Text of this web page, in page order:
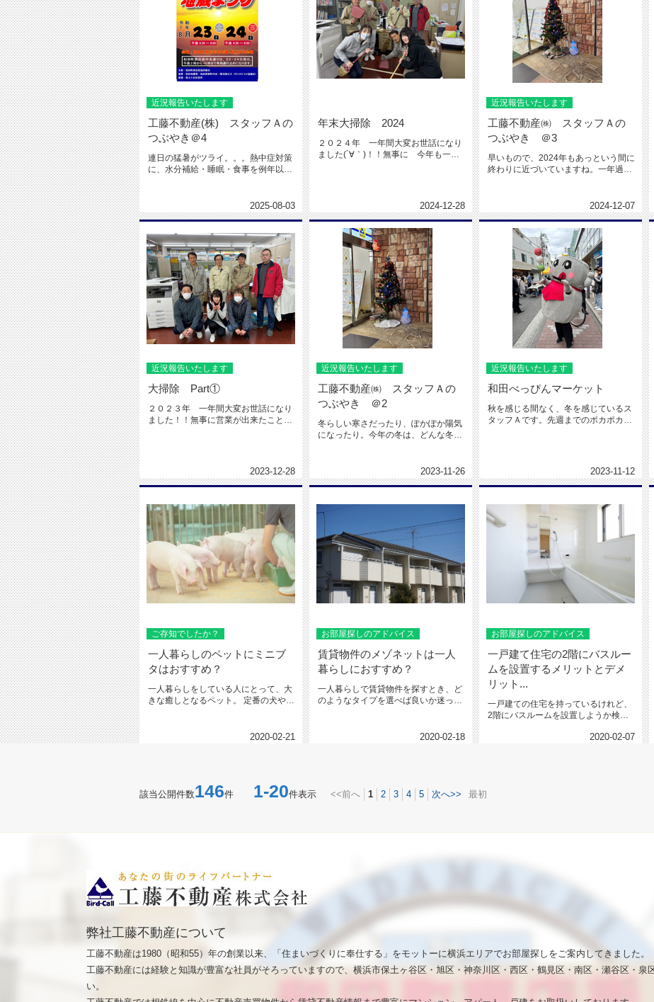
近況報告いたします
工藤不動産(株) スタッフＡの
つぶやき＠4
連日の猛暑がツライ。。。熱中症対策
に、水分補給・睡眠・食事を例年以上
2025-08-03
年末大掃除 2024
２０２４年 一年間大変お世話になり
ました(´∀｀)！！無事に 今年も一
2024-12-28
近況報告いたします
工藤不動産㈱ スタッフＡの
つぶやき ＠3
早いもので、2024年もあっという間に
終わりに近づいていますね。一年過ぎ
2024-12-07
近況報告いたします
大掃除 Part①
２０２３年 一年間大変お世話になり
ました！！無事に営業が出来たことへ
2023-12-28
近況報告いたします
工藤不動産㈱ スタッフＡの
つぶやき ＠2
冬らしい寒さだったり、ぽかぽか陽気
になったり。今年の冬は、どんな冬に
2023-11-26
近況報告いたします
和田べっぴんマーケット
秋を感じる間なく、冬を感じているス
タッフＡです。先週までのポカポカ陽
2023-11-12
ご存知でしたか？
一人暮らしのペットにミニブ
タはおすすめ？
一人暮らしをしている人にとって、大
きな癒しとなるペット。 定番の犬や猫
2020-02-21
お部屋探しのアドバイス
賃貸物件のメゾネットは一人
暮らしにおすすめ？
一人暮らしで賃貸物件を探すとき、ど
のようなタイプを選べば良いか迷って
2020-02-18
お部屋探しのアドバイス
一戸建て住宅の2階にバスルー
ムを設置するメリットとデメ
リット...
一戸建ての住宅を持っているけれど、
2階にバスルームを設置しようか検討
2020-02-07
該当公開件数146件 1-20件表示 <<前へ 1 2 3 4 5 次へ>> 最初
弊社工藤不動産について
工藤不動産は1980（昭和55）年の創業以来、「住まいづくりに奉仕する」をモットーに横浜エリアでお部屋探しをご案内してきました。
工藤不動産には経験と知識が豊富な社員がそろっていますので、横浜市保土ヶ谷区・旭区・神奈川区・西区・鶴見区・南区・瀬谷区・泉
い。